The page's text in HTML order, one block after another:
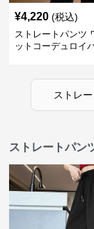
¥4,220 (税込)
ストレートパンツ
ットコーデュロイ
ストレ
ストレートパン